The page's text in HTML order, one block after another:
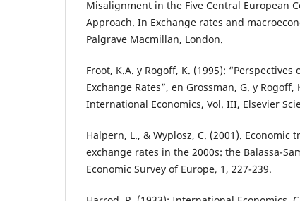
Misalignment in the Five Central European
Approach. In Exchange rates and
Palgrave Macmillan, London.
Froot, K.A. y Rogoff, K. (1995): “Perspectives
Exchange Rates”, en Grossman, G. y
International Economics, Vol. III, Elsevier
Halpern, L., & Wyplosz, C. (2001). Economic
exchange rates in the 2000s: the Balassa-
Economic Survey of Europe, 1, 227-239.